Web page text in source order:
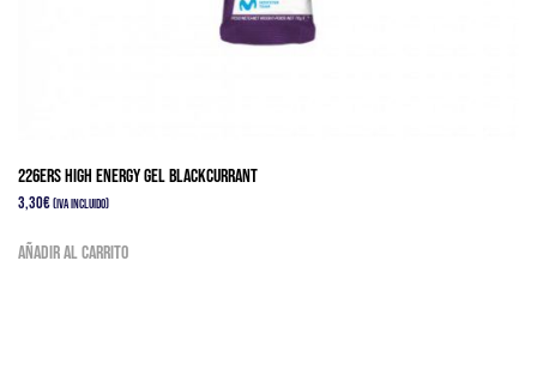
226ERS HIGH ENERGY GEL BLACKCURRANT
3,30€(IVA Incluido)
Añadir al carrito